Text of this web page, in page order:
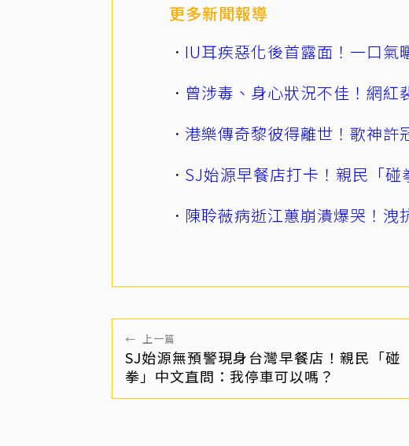
更多新聞報導
IU耳疾惡化後首露面！一口氣
曾涉毒、身心狀況不佳！網紅
港樂傳奇黎彼得離世！歌神許
SJ始源早餐店打卡！親民「
陳聆薇病逝江蕙崩潰爆哭！
← 上一篇
SJ始源無預警現身台灣早餐店！親民「碰
拳」中文直問：我停車可以嗎？